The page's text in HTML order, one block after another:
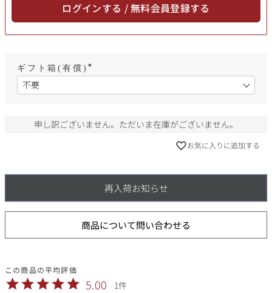
ログインする / 無料会員登録する
ギフト箱(有償)
(
須
申し訳ございません。ただいま在庫がございません。
お気に入りに追加する
再入荷お知らせ
商品について問い合わせる
5.00 1